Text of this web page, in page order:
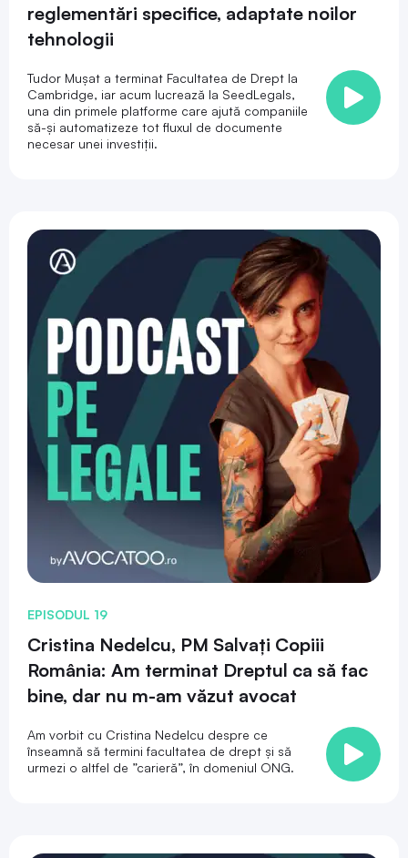
reglementări specifice, adaptate noilor
tehnologii
Tudor Mușat a terminat Facultatea de Drept la
Cambridge, iar acum lucrează la SeedLegals,
una din primele platforme care ajută companiile
să-și automatizeze tot fluxul de documente
necesar unei investiții.
EPISODUL 19
Cristina Nedelcu, PM Salvați Copiii
România: Am terminat Dreptul ca să fac
bine, dar nu m-am văzut avocat
Am vorbit cu Cristina Nedelcu despre ce
înseamnă să termini facultatea de drept și să
urmezi o altfel de ”carieră”, în domeniul ONG.